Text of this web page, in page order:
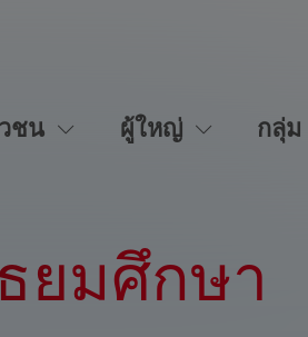
ชน ผู้ใหญ่ กลุ่ม
ยมศึกษา